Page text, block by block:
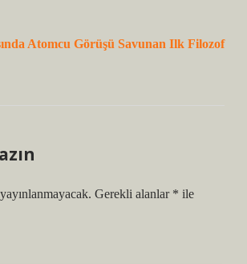
Atomcu Görüşü Savunan Ilk Filozof
Gerekli alanlar * ile